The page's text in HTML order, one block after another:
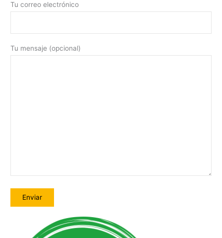
Tu correo electrónico
Tu mensaje (opcional)